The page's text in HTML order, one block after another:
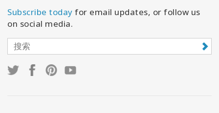
Subscribe today for email updates, or follow us
on social media.